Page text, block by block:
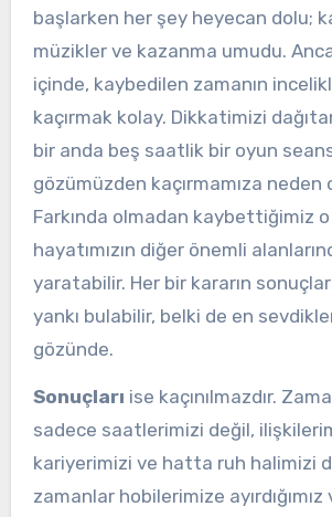
başlarken her şey heyecan dolu;
müzikler ve kazanma umudu.
içinde, kaybedilen zamanın
kaçırmak kolay. Dikkatimizi
bir anda beş saatlik bir oyun
gözümüzden kaçırmamıza neden
Farkında olmadan kaybettiğimiz
hayatımızın diğer önemli
yaratabilir. Her bir kararın
yankı bulabilir, belki de en
gözünde.
Sonuçları ise kaçınılmazdır.
sadece saatlerimizi değil,
kariyerimizi ve hatta ruh halimizi
zamanlar hobilerimize